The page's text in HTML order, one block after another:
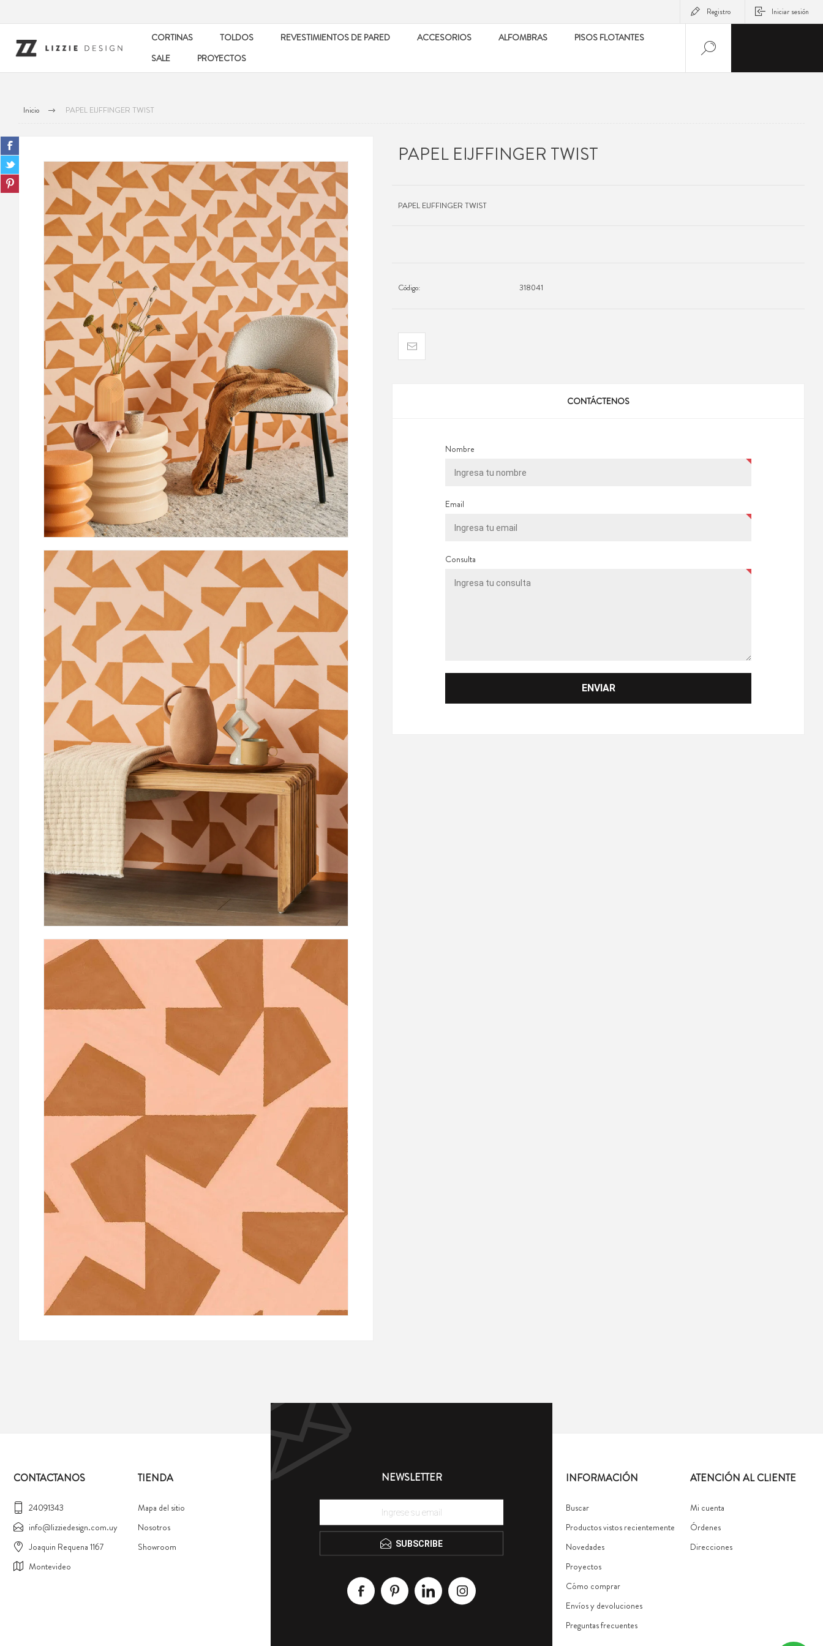
Registro Iniciar sesión
CORTINAS TOLDOS REVESTIMIENTOS DE PARED ACCESORIOS ALFOMBRAS
PISOS FLOTANTES
SALE
PROYECTOS
Inicio PAPEL EIJFFINGER TWIST
PAPEL EIJFFINGER TWIST
PAPEL EIJFFINGER TWIST
Código: 318041
CONTÁCTENOS
Nombre
Email
Consulta
NEWSLETTER
SUBSCRIBE
CONTACTANOS
24091343
info@lizziedesign.com.uy
Joaquin Requena 1167
Montevideo
TIENDA
Mapa del sitio
Nosotros
Showroom
INFORMACIÓN
Buscar
Productos vistos recientemente
Novedades
Proyectos
Cómo comprar
Envíos y devoluciones
Preguntas frecuentes
ATENCIÓN AL CLIENTE
Mi cuenta
Órdenes
Direcciones